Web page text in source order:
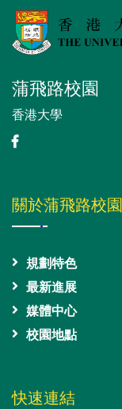
蒲飛路校園
香港大學
關於蒲飛路校園
規劃特色
最新進展
媒體中心
校園地點
快速連結